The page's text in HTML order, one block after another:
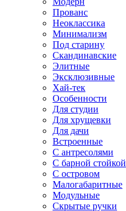
Прованс
Неоклассика
Минимализм
Под старину
Скандинавские
Элитные
Эксклюзивные
Хай-тек
Особенности
Для студии
Для хрущевки
Для дачи
Встроенные
С антресолями
С барной стойкой
С островом
Малогабаритные
Модульные
Скрытые ручки